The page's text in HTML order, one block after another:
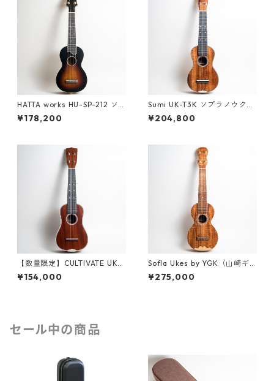
HATTA works HU-SP-212 ソ
プラノウクレレ
¥178,200
Sumi UK-T3K ソプラノウクレ
レ #261529
¥204,800
【数量限定】CULTIVATE UKU
LELE D3M-W（フィジーマホ
ガニー）ソプラノウクレレ
¥154,000
Sofla Ukes by YGK（山崎ギ
ター工房）#457 ハワイアンコ
ア ソプラノウクレレ
¥275,000
セール中の商品